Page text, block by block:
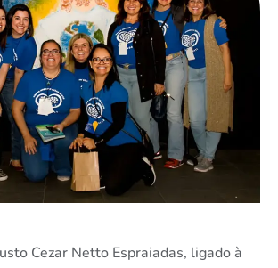
Cezar Netto Espraiadas, ligado à